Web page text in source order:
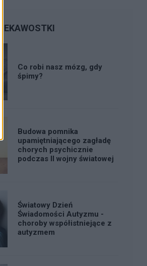
CIEKAWOSTKI
Co robi nasz mózg, gdy
śpimy?
Budowa pomnika
upamiętniającego zagładę
chorych psychicznie
podczas II wojny światowej
Światowy Dzień
Świadomości Autyzmu -
choroby współistniejące z
autyzmem